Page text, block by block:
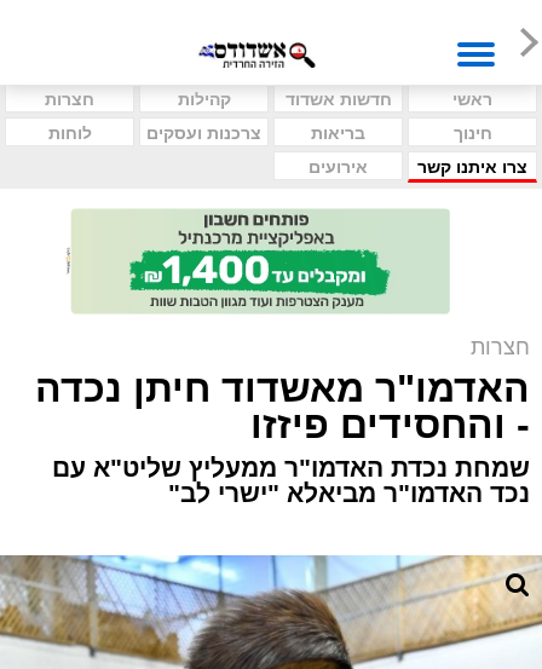
ראשי חדשות אשדוד קהילות
חצרות
חינוך
בריאות צרכנות ועסקים
לוחות
צרו איתנו קשר
אירועים
חצרות
האדמו"ר מאשדוד חיתן נכדה
- והחסידים פיזזו
שמחת נכדת האדמו"ר ממעליץ שליט"א עם
נכד האדמו"ר מביאלא "ישרי לב"